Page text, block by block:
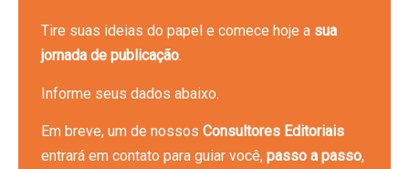
Tire suas ideias do papel e comece hoje a sua
jornada de publicação.
Informe seus dados abaixo.
Em breve, um de nossos Consultores Editoriais
entrará em contato para guiar você, passo a passo,